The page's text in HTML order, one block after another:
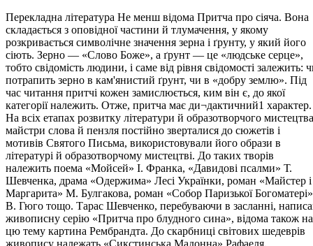
Перекладна література Не менш відома Притча про сіяча. Вона
складається з оповідної частини й тлумачення, у якому
розкривається символічне значення зерна і ґрунту, у який його
сіють. Зерно — «Слово Боже», а ґрунт — це «людське серце»,
тобто свідомість людини, і саме від рівня свідомості залежить:
потрапить зерно в кам'янистий ґрунт, чи в «добру землю». Під
час читання притчі кожен замислюється, ким він є, до якої
категорії належить. Отже, притча має ди¬дактичний1 характер.
На всіх етапах розвитку літератури й образотворчого мистецтва
майстри слова й пензля постійно зверталися до сюжетів і
мотивів Святого Письма, використовували його образи в
літературі й образотворчому мистецтві. До таких творів
належить поема «Мойсей» І. Франка, «Давидові псалми» Т.
Шевченка, драма «Одержима» Лесі Українки, роман «Майстер і
Маргарита» М. Булгакова, роман «Собор Паризької Богоматері»
В. Гюго тощо. Тарас Шевченко, перебуваючи в засланні,
живописну серію «Притча про блудного сина», відома також на
цю тему картина Рембрандта. До скарбниці світових шедеврів
живопису належать «Сикстинська Мадонна» Рафаеля,